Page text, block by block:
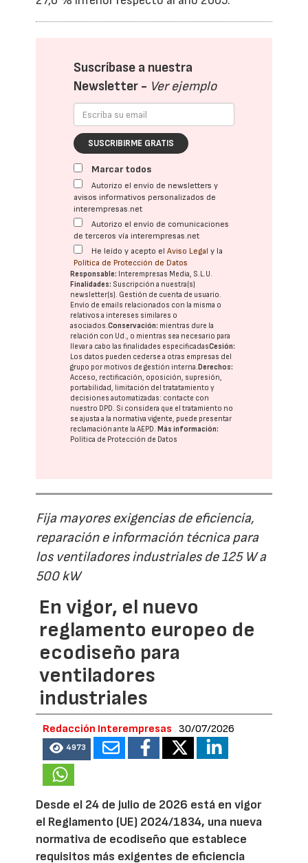
Suscríbase a nuestra
Newsletter - Ver ejemplo
SUSCRIBIRME GRATIS
Marcar todos
Autorizo el envío de newsletters y
avisos informativos personalizados de
interempresas.net
Autorizo el envío de comunicaciones
de terceros vía interempresas.net
He leído y acepto elAviso Legal y la
Política de Protección de Datos
Responsable: Interempresas Media, S.L.U.
Finalidades: Suscripción a nuestra(s)
newsletter(s). Gestión de cuenta de usuario.
Envío de emails relacionados con la misma o
relativos a intereses similares o
asociados.Conservación: mientras dure la
relación con Ud., o mientras sea necesario para
llevar a cabo las finalidades especificadasCesión:
Los datos pueden cederse a otras empresas del
grupo por motivos de gestión interna. Derechos:
Acceso, rectificación, oposición, supresión,
portabilidad, limitación del tratatamiento y
decisiones automatizadas: contacte con
nuestro DPD. Si considera que el tratamiento no
se ajusta a la normativa vigente, puede presentar
reclamación ante laAEPD. Más información:
Política de Protección de Datos
Fija mayores exigencias de eficiencia,
reparación e información técnica para
los ventiladores industriales de 125 W a
500 kW
En vigor, el nuevo
reglamento europeo de
ecodiseño para
ventiladores
industriales
Redacción Interempresas 30/07/2026
4973
Desde el 24 de julio de 2026 está en vigor
el Reglamento (UE) 2024/1834, una nueva
normativa de ecodiseño que establece
requisitos más exigentes de eficiencia